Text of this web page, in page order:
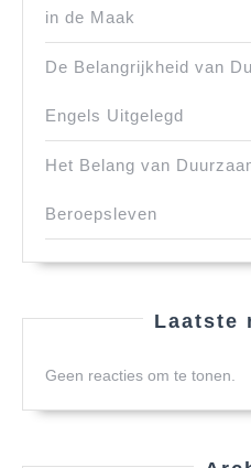
in de Maak
De Belangrijkheid van
Engels Uitgelegd
Het Belang van
Beroepsleven
Laatste
Geen reacties om te tonen.